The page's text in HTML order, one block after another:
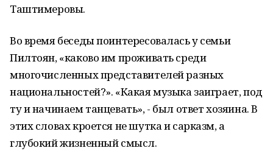
Таштимеровы.
Во время беседы поинтересовалась у семьи
Пилтоян, «каково им проживать среди
многочисленных представителей разных
национальностей?». «Какая музыка заиграет, под
ту и начинаем танцевать», - был ответ хозяина. В
этих словах кроется не шутка и сарказм, а
глубокий жизненный смысл.